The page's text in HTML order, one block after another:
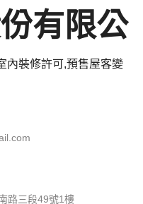
有限公
內裝修許可,預售屋客變
路三段49號1樓